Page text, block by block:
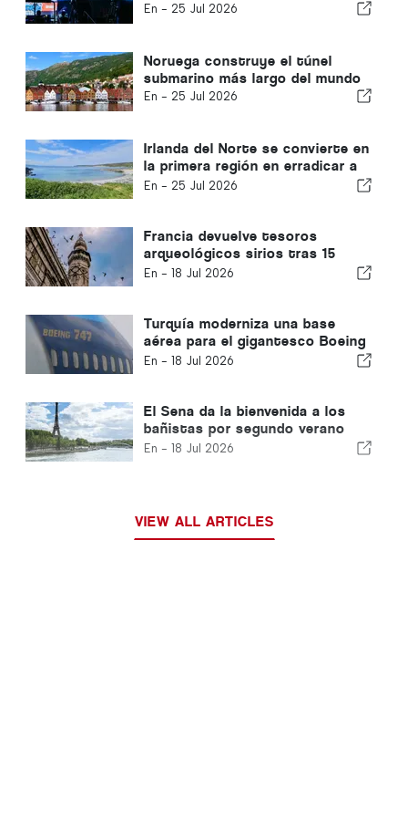
En - 25 Jul 2026
Noruega construye el túnel
submarino más largo del mundo
En - 25 Jul 2026
Irlanda del Norte se convierte en
la primera región en erradicar a
los hurones de una isla habitada
En - 25 Jul 2026
Francia devuelve tesoros
arqueológicos sirios tras 15
años
En - 18 Jul 2026
Turquía moderniza una base
aérea para el gigantesco Boeing
747 donado por Catar a EE. UU.
En - 18 Jul 2026
El Sena da la bienvenida a los
bañistas por segundo verano
consecutivo
En - 18 Jul 2026
VIEW ALL ARTICLES